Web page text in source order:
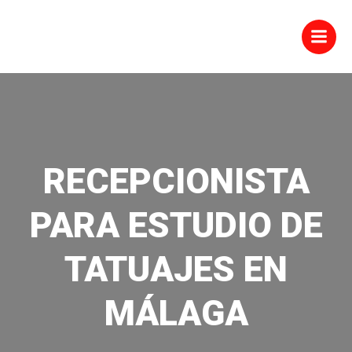
RECEPCIONISTA
PARA ESTUDIO DE
TATUAJES EN
MÁLAGA